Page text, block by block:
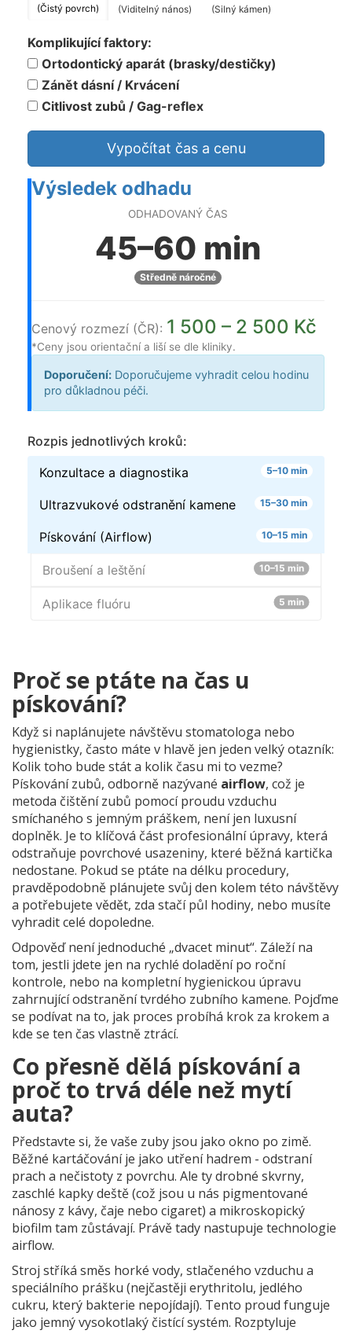
(Čistý povrch) (Viditelný nános) (Silný kámen)
Komplikující faktory:
Ortodontický aparát (brasky/destičky)
Zánět dásní / Krvácení
Citlivost zubů / Gag-reflex
Vypočítat čas a cenu
Výsledek odhadu
ODHADOVANÝ ČAS
45–60 min
Středně náročné
Cenový rozmezí (ČR): 1 500 – 2 500 Kč
*Ceny jsou orientační a liší se dle kliniky.
Doporučení: Doporučujeme vyhradit celou hodinu
pro důkladnou péči.
Rozpis jednotlivých kroků:
Konzultace a diagnostika
5–10 min
Ultrazvukové odstranění kamene 15–30 min
Pískování (Airflow) 10–15 min
Broušení a leštění 10–15 min
Aplikace fluóru 5 min
Proč se ptáte na čas u
pískování?
Když si naplánujete návštěvu stomatologa nebo
hygienistky, často máte v hlavě jen jeden velký otazník:
Kolik toho bude stát a kolik času mi to vezme?
Pískování zubů, odborně nazývané airflow, což je
metoda čištění zubů pomocí proudu vzduchu
smíchaného s jemným práškem, není jen luxusní
doplněk. Je to klíčová část profesionální úpravy, která
odstraňuje povrchové usazeniny, které běžná kartička
nedostane. Pokud se ptáte na délku procedury,
pravděpodobně plánujete svůj den kolem této návštěvy
a potřebujete vědět, zda stačí půl hodiny, nebo musíte
vyhradit celé dopoledne.
Odpověď není jednoduché „dvacet minut“. Záleží na
tom, jestli jdete jen na rychlé doladění po roční
kontrole, nebo na kompletní hygienickou úpravu
zahrnující odstranění tvrdého zubního kamene. Pojďme
se podívat na to, jak proces probíhá krok za krokem a
kde se ten čas vlastně ztrácí.
Co přesně dělá pískování a
proč to trvá déle než mytí
auta?
Představte si, že vaše zuby jsou jako okno po zimě.
Běžné kartáčování je jako utření hadrem - odstraní
prach a nečistoty z povrchu. Ale ty drobné skvrny,
zaschlé kapky deště (což jsou u nás pigmentované
nánosy z kávy, čaje nebo cigaret) a mikroskopický
biofilm tam zůstávají. Právě tady nastupuje technologie
airflow.
Stroj stříká směs horké vody, stlačeného vzduchu a
speciálního prášku (nejčastěji erythritolu, jedlého
cukru, který bakterie nepojídají). Tento proud funguje
jako jemný vysokotlaký čistící systém. Rozptyluje